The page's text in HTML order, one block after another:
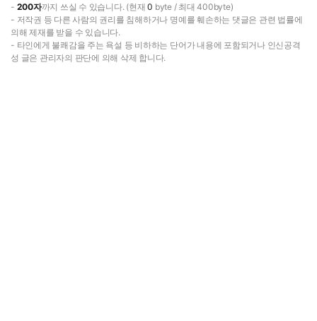
- 200자까지 쓰실 수 있습니다. (현재0 byte / 최대 400byte)
- 저작권 등 다른 사람의 권리를 침해하거나 명예를 훼손하는 댓글은 관련 법률에
의해 제재를 받을 수 있습니다.
- 타인에게 불쾌감을 주는 욕설 등 비하하는 단어가 내용에 포함되거나 인신공격
성 글은 관리자의 판단에 의해 삭제 합니다.